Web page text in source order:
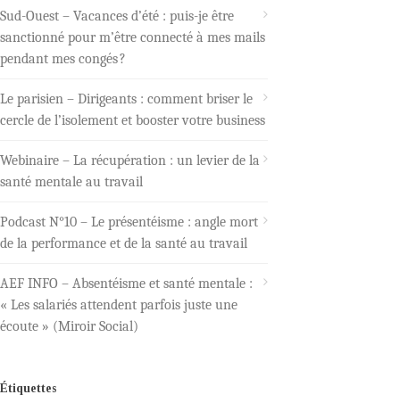
Sud-Ouest – Vacances d’été : puis-je être
sanctionné pour m’être connecté à mes mails
pendant mes congés ?
Le parisien – Dirigeants : comment briser le
cercle de l’isolement et booster votre business
Webinaire – La récupération : un levier de la
santé mentale au travail
Podcast N°10 – Le présentéisme : angle mort
de la performance et de la santé au travail
AEF INFO – Absentéisme et santé mentale :
« Les salariés attendent parfois juste une
écoute » (Miroir Social)
Étiquettes